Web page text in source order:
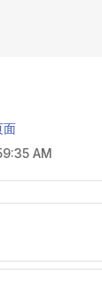
面
AM